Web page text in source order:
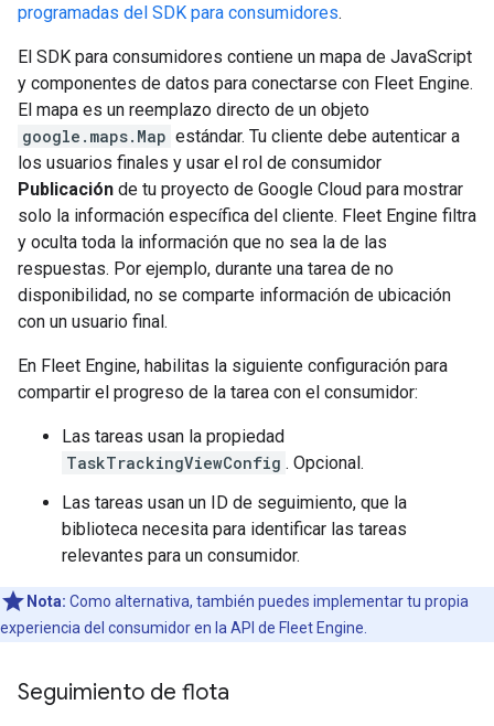
programadas del SDK para consumidores.
El SDK para consumidores contiene un mapa de JavaScript
y componentes de datos para conectarse con Fleet Engine.
El mapa es un reemplazo directo de un objeto
google.maps.Map estándar. Tu cliente debe autenticar a
los usuarios finales y usar el rol de consumidor
Publicación de tu proyecto de Google Cloud para mostrar
solo la información específica del cliente. Fleet Engine filtra
y oculta toda la información que no sea la de las
respuestas. Por ejemplo, durante una tarea de no
disponibilidad, no se comparte información de ubicación
con un usuario final.
En Fleet Engine, habilitas la siguiente configuración para
compartir el progreso de la tarea con el consumidor:
Las tareas usan la propiedad
TaskTrackingViewConfig . Opcional.
Las tareas usan un ID de seguimiento, que la
biblioteca necesita para identificar las tareas
relevantes para un consumidor.
Nota: Como alternativa, también puedes implementar tu propia
experiencia del consumidor en la API de Fleet Engine.
Seguimiento de flota